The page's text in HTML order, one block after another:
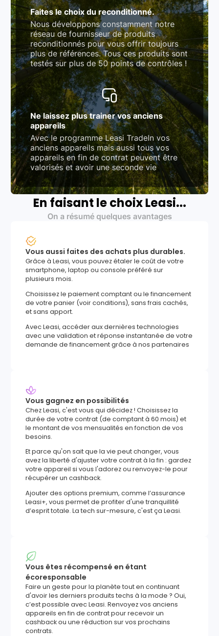
Faites le choix du reconditionné.
Nous développons constamment notre
réseau de fournisseur de produits
reconditionnés pour vous offrir toujours
plus de références. Tous ces produits sont
testés sur plus de 50 points de contrôles !
Ne laissez plus trainer vos anciens
appareils
Avec le programme Leasi TradeIn vos
anciens appareils mais aussi tous vos
appareils en fin de contrat peuvent être
valorisés et avoir une seconde vie
En faisant le choix Leasi...
On a résumé quelques avantages
Vous aussi faites des achats plus durables.
Grâce à Leasi, vous pouvez étaler le coût de votre
smartphone, laptop ou console préféré sur
plusieurs mois.
Choisissez le paiement comptant ou le financement
de votre panier (voir conditions), sans frais cachés,
et sans apport.
Avec Leasi, accéder aux dernières technologies
avec une validation et réponse instantanée de votre
demande de financement grâce à nos partenaires
Vous gagnez en possibilités
Chez Leasi, c'est vous qui décidez ! Choisissez la
durée de votre contrat (de comptant à 60 mois) et
le montant de vos mensualités en fonction de vos
besoins.
Et parce qu'on sait que la vie peut changer, vous
avez la liberté d'ajuster votre contrat à la fin : gardez
votre appareil si vous l'adorez ou renvoyez-le pour
récupérer un cashback.
Ajouter des options premium, comme l’assurance
Leasi+, vous permet de profiter d'une tranquillité
d’esprit totale. La tech sur-mesure, c'est ça Leasi.
Vous êtes récompensé en étant
écoresponsable
Faire un geste pour la planète tout en continuant
d'avoir les derniers produits techs à la mode ? Oui,
c’est possible avec Leasi. Renvoyez vos anciens
appareils en fin de contrat pour recevoir un
cashback ou une réduction sur vos prochains
contrats.